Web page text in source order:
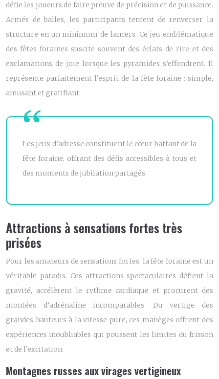
défie les joueurs de faire preuve de précision et de puissance.
Armés de balles, les participants tentent de renverser la
structure en un minimum de lancers. Ce jeu emblématique
des fêtes foraines suscite souvent des éclats de rire et des
exclamations de joie lorsque les pyramides s’effondrent. Il
représente parfaitement l’esprit de la fête foraine : simple,
amusant et gratifiant.
Les jeux d’adresse constituent le cœur battant de la
fête foraine, offrant des défis accessibles à tous et
des moments de jubilation partagés.
Attractions à sensations fortes très
prisées
Pour les amateurs de sensations fortes, la fête foraine est un
véritable paradis. Ces attractions spectaculaires défient la
gravité, accélèrent le rythme cardiaque et procurent des
montées d’adrénaline incomparables. Du vertige des
grandes hauteurs à la vitesse pure, ces manèges offrent des
expériences inoubliables qui poussent les limites du frisson
et de l’excitation.
Montagnes russes aux virages vertigineux